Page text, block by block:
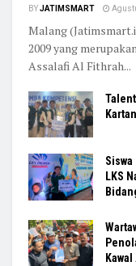
BYJATIMSMART
Malang
2009 yang
Assalafi Al Fithrah...
LKS